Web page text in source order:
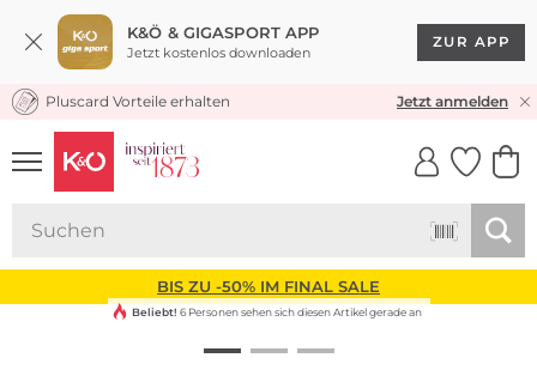
K&Ö & GIGASPORT APP
Jetzt kostenlos downloaden
ZUR APP
KOSTENLOSER VERSAND* & RÜCKVERSAND
Pluscard Vorteile erhalten Jetzt anmelden
UNSERE APP
CLICK &
BIS ZU -50% IM FINAL SALE
Beliebt! 6 Personen sehen sich diesen Artikel gerade an